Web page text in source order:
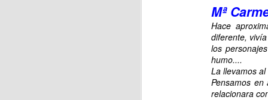
Mª
Hace
diferente,
los
humo....
La llevamos
Pensamos
relacionara